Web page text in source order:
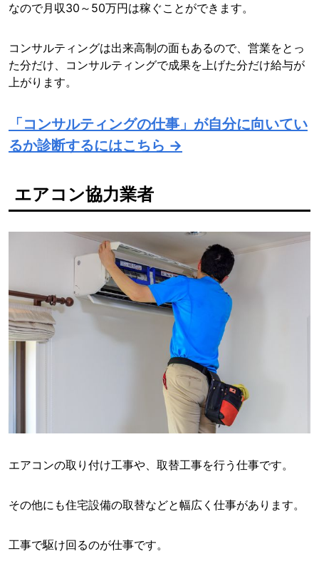
なので月収30～50万円は稼ぐことができます。
コンサルティングは出来高制の面もあるので、営業をとっ
た分だけ、コンサルティングで成果を上げた分だけ給与が
上がります。
「コンサルティングの仕事」が自分に向いてい
るか診断するにはこちら →
エアコン協力業者
エアコンの取り付け工事や、取替工事を行う仕事です。
その他にも住宅設備の取替などと幅広く仕事があります。
工事で駆け回るのが仕事です。